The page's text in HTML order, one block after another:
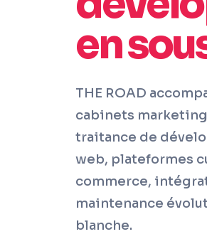
en
THE ROAD
cabinets
traitance de
web, plateformes
commerce,
maintenance
blanche.